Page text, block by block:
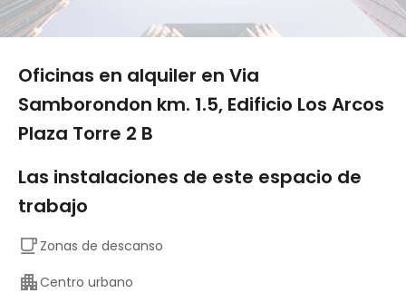
Oficinas en alquiler en Via
Samborondon km. 1.5, Edificio Los Arcos
Plaza Torre 2 B
Las instalaciones de este espacio de
trabajo
Zonas de descanso
Centro urbano